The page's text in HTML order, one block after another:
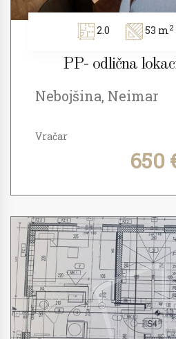
2.0 53 m2
PP- odlična
Nebojšina, Neimar
Vračar
650